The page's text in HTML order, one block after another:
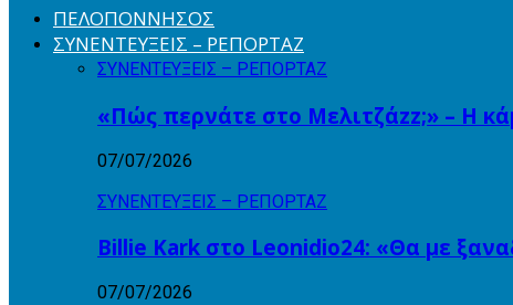
ΠΕΛΟΠΟΝΝΗΣΟΣ
ΣΥΝΕΝΤΕΥΞΕΙΣ – ΡΕΠΟΡΤΑΖ
ΣΥΝΕΝΤΕΥΞΕΙΣ – ΡΕΠΟΡΤΑΖ
«Πώς περνάτε στο Μελιτζάzz;» – Η
07/07/2026
ΣΥΝΕΝΤΕΥΞΕΙΣ – ΡΕΠΟΡΤΑΖ
Billie Kark στο Leonidio24: «Θα με
07/07/2026